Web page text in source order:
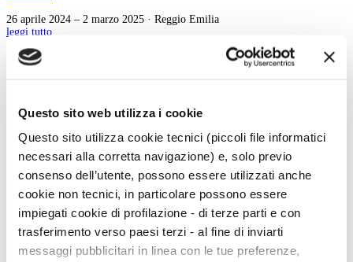
Questo sito web utilizza i cookie
Questo sito utilizza cookie tecnici (piccoli file informatici
necessari alla corretta navigazione) e, solo previo
consenso dell’utente, possono essere utilizzati anche
cookie non tecnici, in particolare possono essere
impiegati cookie di profilazione - di terze parti e con
trasferimento verso paesi terzi - al fine di inviarti
messaggi pubblicitari in linea con le tue preferenze,
26 aprile 2024 – 2 marzo 2025 · Reggio Emilia
leggi tutto
47
48
49
51
52
54